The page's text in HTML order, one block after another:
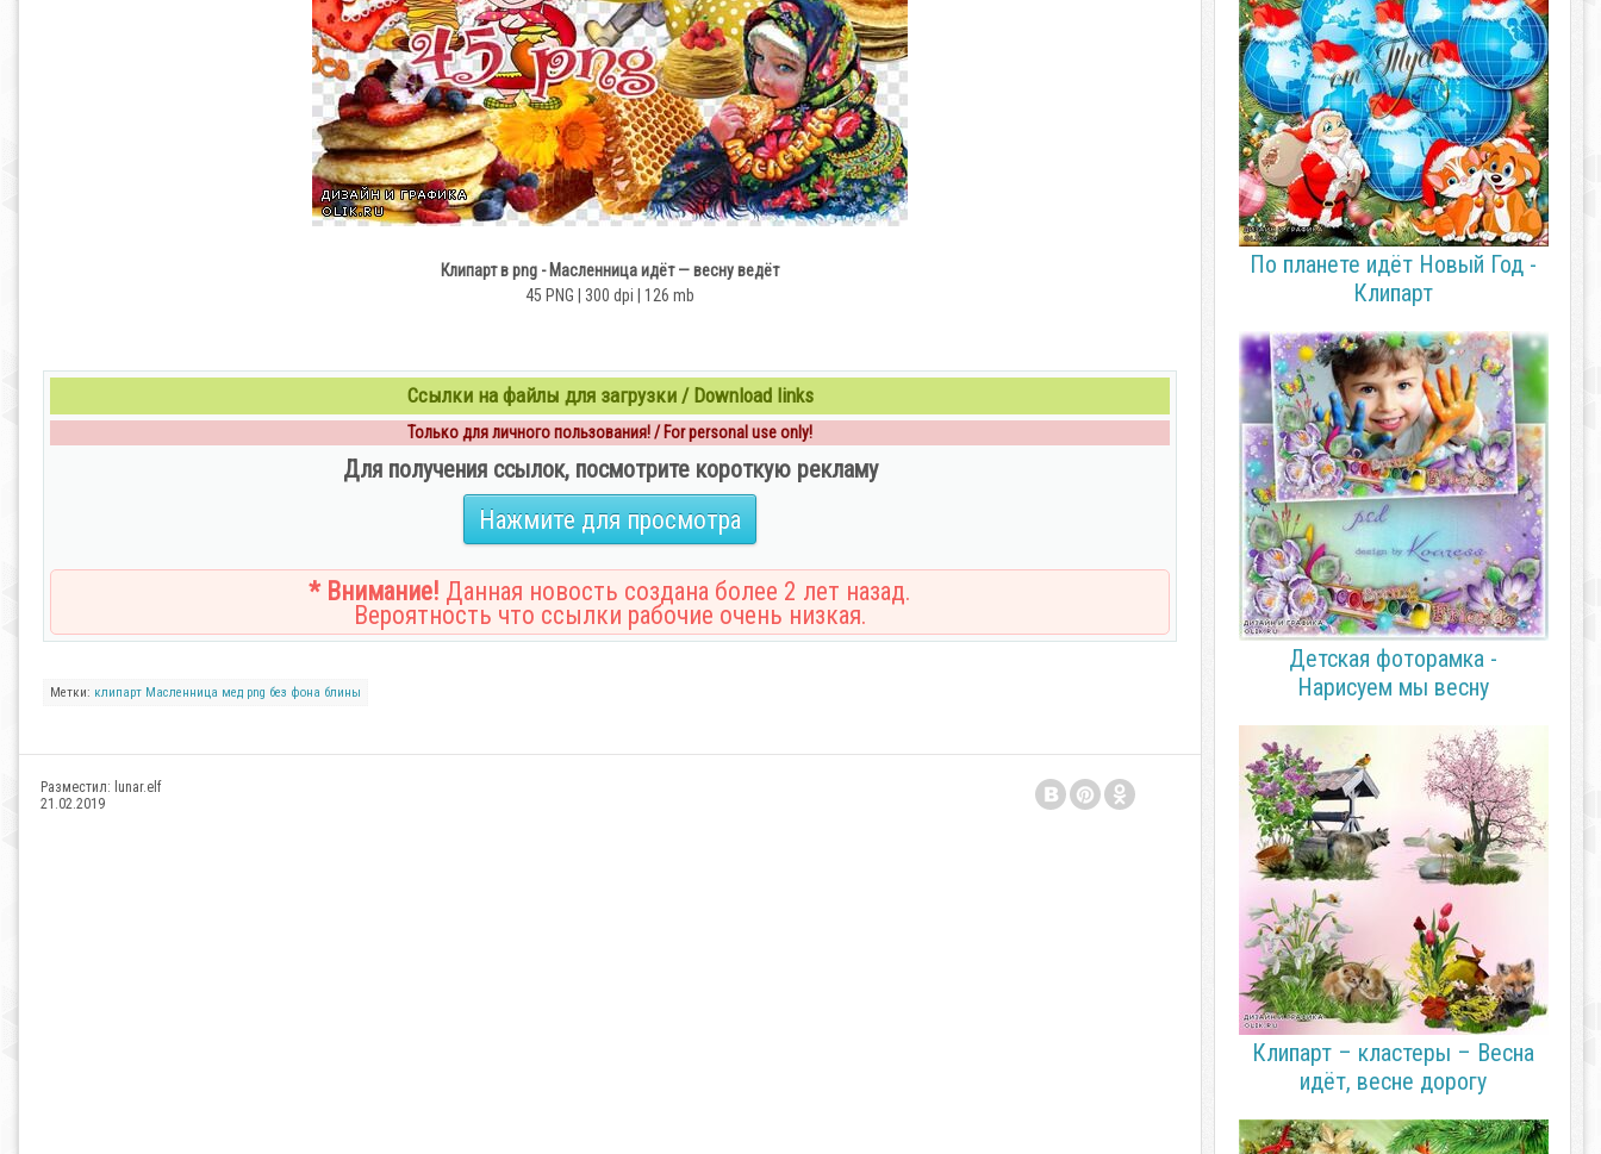
Клипарт в png - Масленница идёт — весну ведёт
45 PNG | 300 dpi | 126 mb
Ссылки на файлы для загрузки / Download links
Только для личного пользования! / For personal use only!
Для получения ссылок, посмотрите короткую рекламу
Нажмите для просмотра
* Внимание! Данная новость создана более 2 лет назад.
Вероятность что ссылки рабочие очень низкая.
Метки: клипарт Масленница мед png без фона блины
Разместил: lunar.elf
21.02.2019
По планете идёт Новый Год -
Клипарт
Детская фоторамка -
Нарисуем мы весну
Клипарт – кластеры – Весна
идёт, весне дорогу